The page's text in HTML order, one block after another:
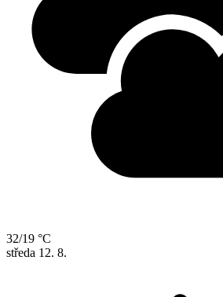
32/19 °C
středa 12. 8.